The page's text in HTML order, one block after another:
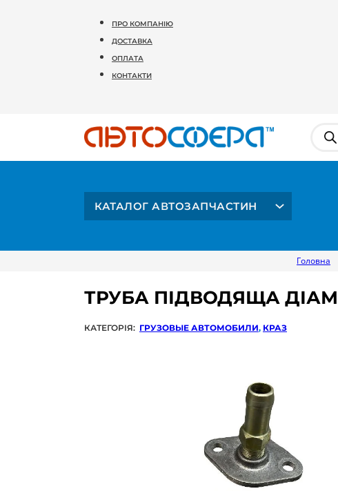
ПРО КОМПАНІЮ
ДОСТАВКА
ОПЛАТА
КОНТАКТИ
КАТАЛОГ АВТОЗАПЧАСТИН
Головна
ТРУБА ПІДВОДЯЩА
КАТЕГОРІЯ: ГРУЗОВЫЕ АВТОМОБИЛИ, КРАЗ